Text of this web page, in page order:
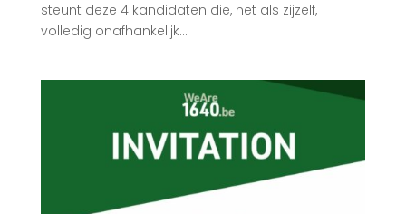
steunt deze 4 kandidaten die, net als zijzelf,
volledig onafhankelijk...